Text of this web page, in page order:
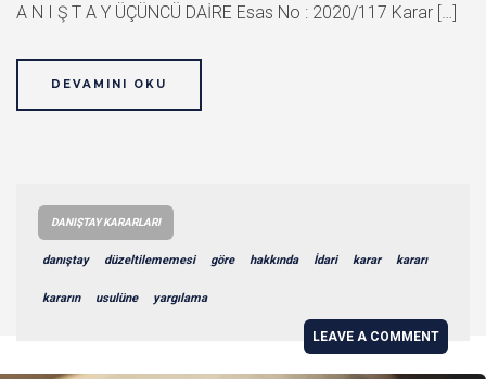
A N I Ş T A Y ÜÇÜNCÜ DAİRE Esas No : 2020/117 Karar […]
DEVAMINI OKU
DANIŞTAY KARARLARI
danıştay düzeltilememesi göre hakkında İdari karar kararı
kararın usulüne yargılama
LEAVE A COMMENT